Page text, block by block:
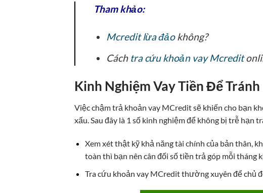
Tham khảo:
Mcredit lừa đảokhông?
Cách tra cứu khoản vay Mcredit
Kinh Nghiệm Vay Tiền Để
Việc chậm trả khoản vay MCredit sẽ khiến cho bạn
xấu. Sau đây là 1 số kinh nghiệm để không bị trễ hạn
Xem xét thật kỹ khả năng tài chính của bản thân,
toàn thì bạn nên cân đối số tiền trả góp mỗi tháng
Tra cứu khoản vay MCredit thường xuyên để chủ